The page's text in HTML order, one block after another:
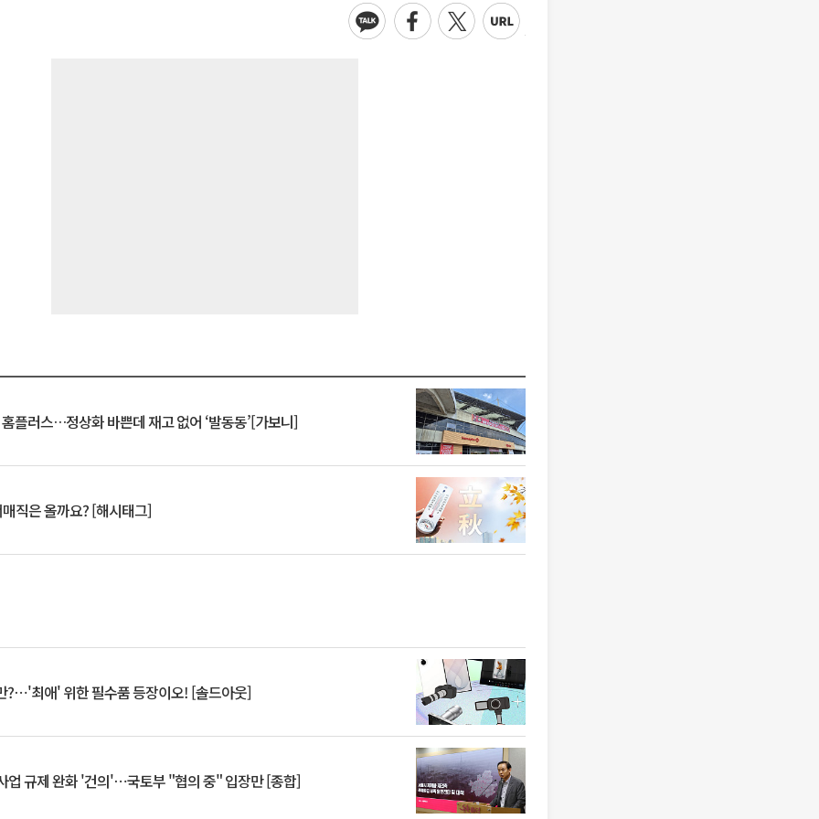
플러스…정상화 바쁜데 재고 없어 ‘발동동’[가보니]
직은 올까요? [해시태그]
?⋯'최애' 위한 필수품 등장이오! [솔드아웃]
업 규제 완화 '건의'⋯국토부 "협의 중" 입장만 [종합]